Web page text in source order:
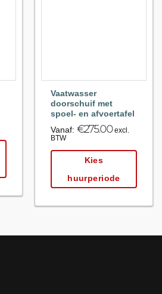
Vaatwasser
doorschuif met
spoel- en afvoertafel
Vanaf:€275.00excl.
BTW
Kies
huurperiode